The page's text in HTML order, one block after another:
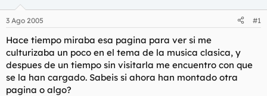
a
o
r
d
e
l
e
i
n
c
i
o
3 Ago 2005 #1
Hace tiempo miraba esa pagina para ver si me
culturizaba un poco en el tema de la musica clasica, y
despues de un tiempo sin visitarla me encuentro con que
se la han cargado. Sabeis si ahora han montado otra
pagina o algo?